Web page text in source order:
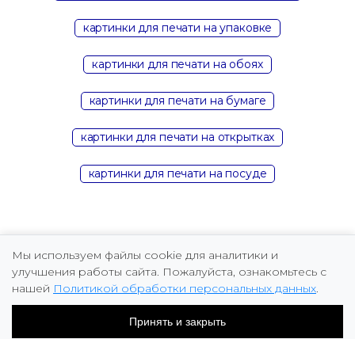
картинки для печати на упаковке
картинки для печати на обоях
картинки для печати на бумаге
картинки для печати на открытках
картинки для печати на посуде
Copyright © 2026 Marina Fomicheva
Мы используем файлы cookie для аналитики и
улучшения работы сайта. Пожалуйста, ознакомьтесь с
нашей Политикой обработки персональных данных.
Принять и закрыть